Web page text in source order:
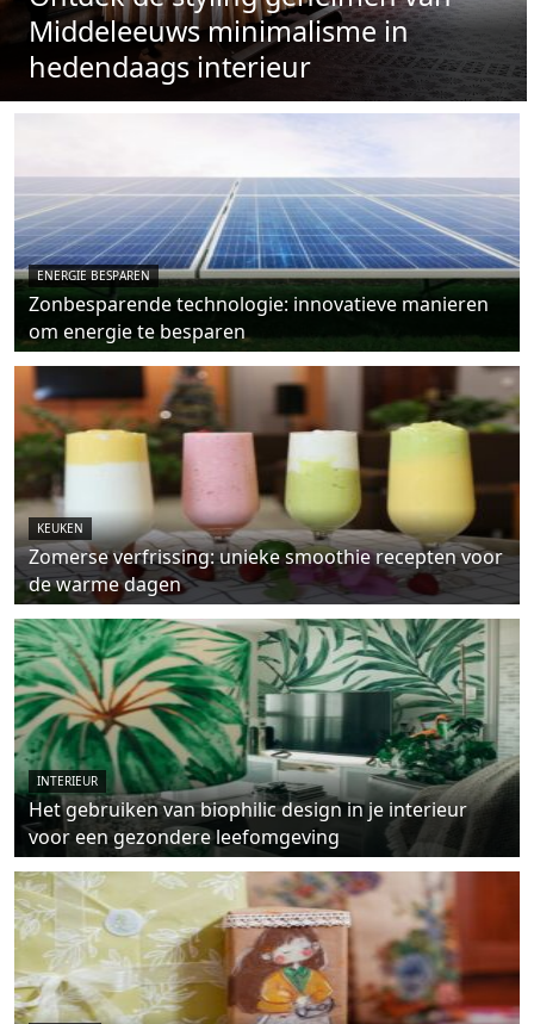
Middeleeuws minimalisme in
hedendaags interieur
ENERGIE BESPAREN
Zonbesparende technologie: innovatieve manieren
om energie te besparen
KEUKEN
Zomerse verfrissing: unieke smoothie recepten voor
de warme dagen
INTERIEUR
Het gebruiken van biophilic design in je interieur
voor een gezondere leefomgeving